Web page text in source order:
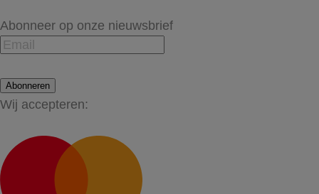
Abonneer op onze nieuwsbrief
Abonneren
Wij accepteren: